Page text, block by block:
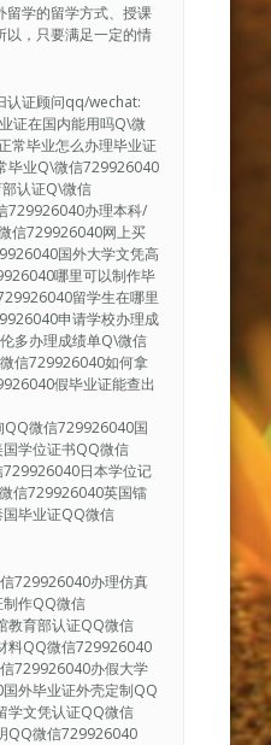
留学的留学方式、授课
以，只要满足一定的情
认证顾问qq/wechat:
证在国内能用吗Q\微
常毕业怎么办理毕业证
毕业Q\微信729926040
认证Q\微信
729926040办理本科/
信729926040网上买
国外大学文凭高
哪里可以制作毕
留学生在哪里
申请学校办理成
多办理成绩单Q\微信
信729926040如何拿
假毕业证能查出
微信729926040国
学位证书QQ微信
日本学位记
信729926040英国镭
毕业证QQ微信
729926040办理仿真
作QQ微信
教育部认证QQ微信
料QQ微信729926040
729926040办假大学
外毕业证外壳定制QQ
学文凭认证QQ微信
QQ微信729926040